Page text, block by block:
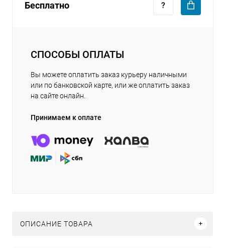
Бесплатно
СПОСОБЫ ОПЛАТЫ
Вы можете оплатить заказ курьеру наличными
или по банковской карте, или же оплатить заказ
на сайте онлайн.
Принимаем к оплате
ОПИСАНИЕ ТОВАРА